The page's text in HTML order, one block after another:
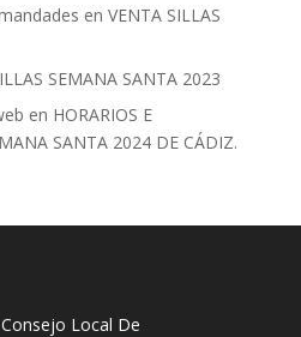
en VENTA SILLAS
SEMANA SANTA 2023
en HORARIOS E
SANTA 2024 DE CÁDIZ.
Local De